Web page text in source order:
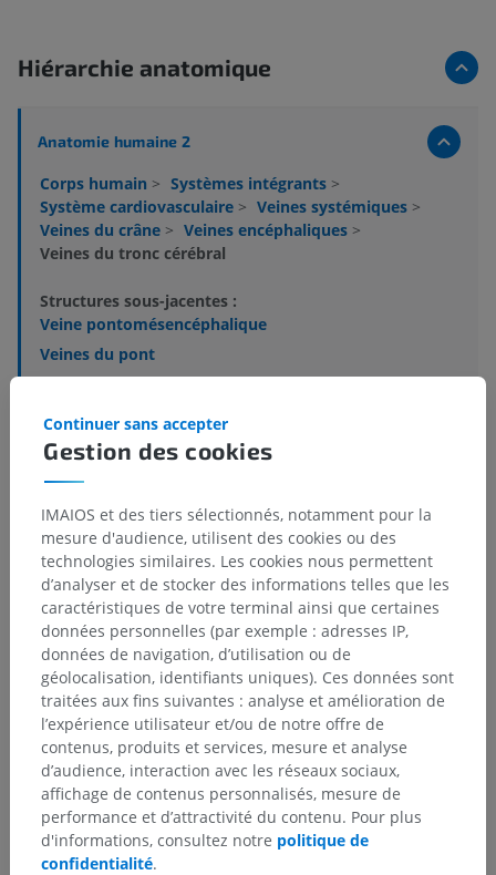
Hiérarchie anatomique
Anatomie humaine 2
Corps humain > Systèmes intégrants >
Système cardiovasculaire > Veines systémiques >
Veines du crâne > Veines encéphaliques >
Veines du tronc cérébral
Structures sous-jacentes :
Veine pontomésencéphalique
Veines du pont
Veines de la moelle allongée
Veine du récessus latéral du quatrième ventricule
Veine de la citerne cérébromédullaire
Anatomie humaine 1
Neuroanatomie humaine
Traductions
Vous avez vu une erreur ?
N’hésitez pas à nous suggérer une correction, une
traduction, une amélioration de contenu.
Gestion des cookies
Continuer sans accepter
IMAIOS et des tiers sélectionnés, notamment pour la
mesure d'audience, utilisent des cookies ou des
technologies similaires. Les cookies nous permettent
d’analyser et de stocker des informations telles que les
caractéristiques de votre terminal ainsi que certaines
données personnelles (par exemple : adresses IP,
données de navigation, d’utilisation ou de
géolocalisation, identifiants uniques). Ces données sont
traitées aux fins suivantes : analyse et amélioration de
l’expérience utilisateur et/ou de notre offre de
contenus, produits et services, mesure et analyse
d’audience, interaction avec les réseaux sociaux,
affichage de contenus personnalisés, mesure de
performance et d’attractivité du contenu. Pour plus
d'informations, consultez notre politique de
confidentialité.